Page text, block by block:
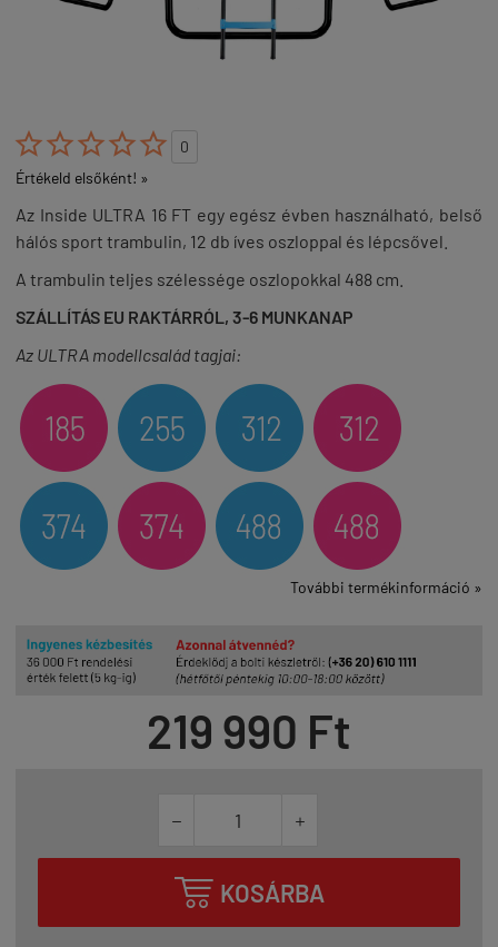

0
Értékeld elsőként! »
Az Inside ULTRA 16 FT egy egész évben használható, belső
hálós sport trambulin, 12 db íves oszloppal és lépcsővel.
A trambulin teljes szélessége oszlopokkal 488 cm.
SZÁLLÍTÁS EU RAKTÁRRÓL, 3-6 MUNKANAP
Az ULTRA modellcsalád tagjai:
További termékinformáció »
219 990 Ft
 
 KOSÁRBA